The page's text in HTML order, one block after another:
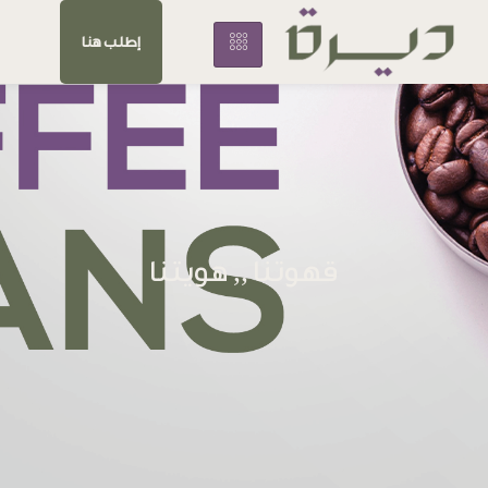
إطلب هنا
قهوتنا ,, هويتنا